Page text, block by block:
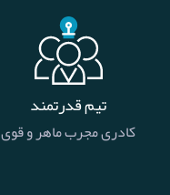
تیم قدرتمند
کادری مجرب ماهر و قوی